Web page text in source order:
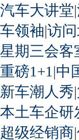
汽车大讲堂|
车领袖|访
星期三会客
重磅1+1 |中
新车潮人秀|
本土车企研
超级经销商|